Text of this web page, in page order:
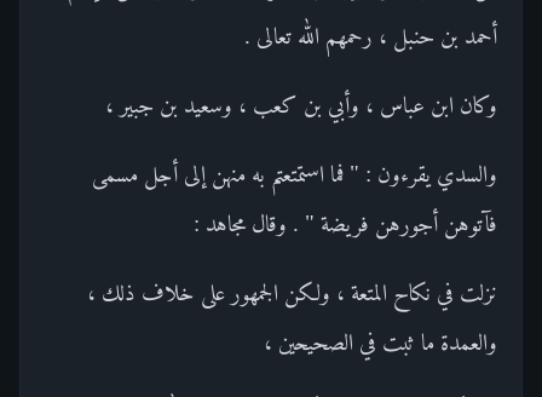
أحمد بن حنبل ، رحمهم الله تعالى .
وكان ابن عباس ، وأبي بن كعب ، وسعيد بن جبير ،
والسدي يقرءون : " فما استمتعتم به منهن إلى أجل مسمى
فآتوهن أجورهن فريضة " . وقال مجاهد :
نزلت في نكاح المتعة ، ولكن الجمهور على خلاف ذلك ،
والعمدة ما ثبت في الصحيحين ،